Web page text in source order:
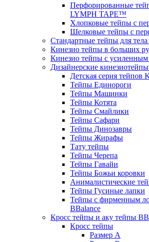
Перфорированные
LYMPH TAPE™
Хлопковые тейпы с
Шелковые тейпы с
Стандартные тейпы для
Кинезио тейпы в больших
Кинезио тейпы с усиленным
Дизайнерские кинезиотейпы
Детская серия тейпов
Тейпы Единороги
Тейпы Машинки
Тейпы Котята
Тейпы Смайлики
Тейпы Сафари
Тейпы Динозавры
Тейпы Жирафы
Тату тейпы
Тейпы Черепа
Тейпы Гавайи
Тейпы Божьи коровки
Анималистические
Тейпы Гусиные лапки
Тейпы с фирменным
BBalance
Кросс тейпы и аку тейпы
Кросс тейпы
Размер А